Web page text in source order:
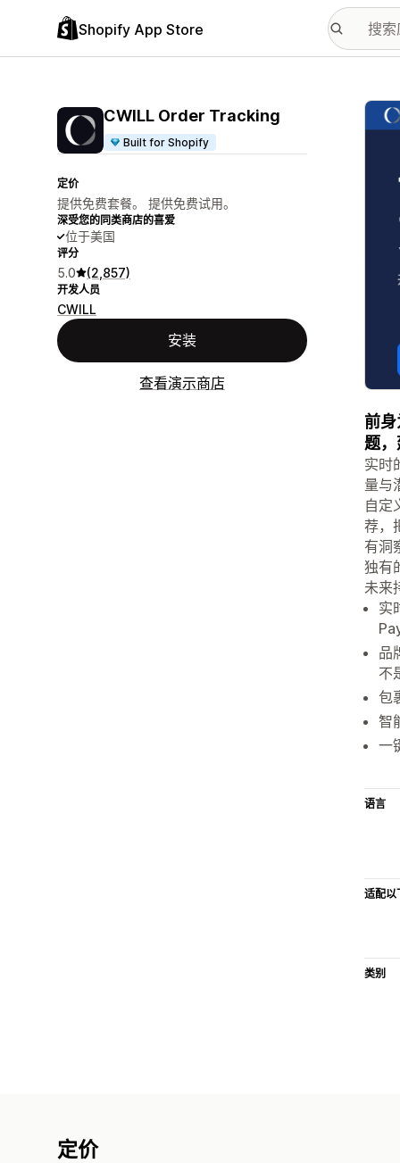
Shopify App Store
CWILL Order Tracking
Built for Shopify
定价
提供免费套餐。 提供免费试用。
深受您的同类商店的喜爱
位于美国
评分
5.0 (2,857)
开发人员
CWILL
安装
查看演示商店
配图
前
题
实时
量与
自定
荐，
有洞
独有
未来
实
品
不
包
智
一
语言
适配以
类别
定价